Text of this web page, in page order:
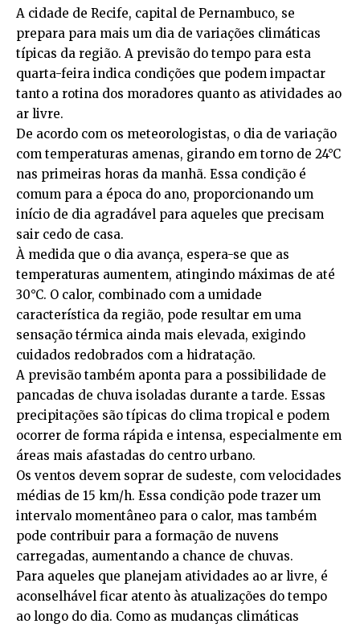
A cidade de Recife, capital de Pernambuco, se
prepara para mais um dia de variações climáticas
típicas da região. A previsão do tempo para esta
quarta-feira indica condições que podem impactar
tanto a rotina dos moradores quanto as atividades ao
ar livre.
De acordo com os meteorologistas, o dia de variação
com temperaturas amenas, girando em torno de 24°C
nas primeiras horas da manhã. Essa condição é
comum para a época do ano, proporcionando um
início de dia agradável para aqueles que precisam
sair cedo de casa.
À medida que o dia avança, espera-se que as
temperaturas aumentem, atingindo máximas de até
30°C. O calor, combinado com a umidade
característica da região, pode resultar em uma
sensação térmica ainda mais elevada, exigindo
cuidados redobrados com a hidratação.
A previsão também aponta para a possibilidade de
pancadas de chuva isoladas durante a tarde. Essas
precipitações são típicas do clima tropical e podem
ocorrer de forma rápida e intensa, especialmente em
áreas mais afastadas do centro urbano.
Os ventos devem soprar de sudeste, com velocidades
médias de 15 km/h. Essa condição pode trazer um
intervalo momentâneo para o calor, mas também
pode contribuir para a formação de nuvens
carregadas, aumentando a chance de chuvas.
Para aqueles que planejam atividades ao ar livre, é
aconselhável ficar atento às atualizações do tempo
ao longo do dia. Como as mudanças climáticas